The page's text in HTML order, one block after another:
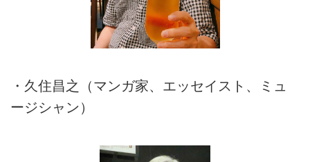
・久住昌之（マンガ家、エッセイスト、ミュ
ージシャン）